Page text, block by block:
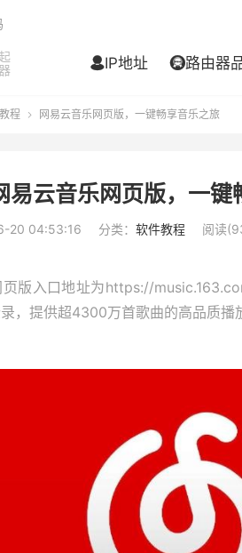
IP地址 路由器
程  网易云音乐网页版，一键畅享音乐之旅
易云音乐网页版，一键
20 04:53:16 分类： 软件教程 阅读
版入口地址为https://
，提供超4300万首歌曲的高品质播